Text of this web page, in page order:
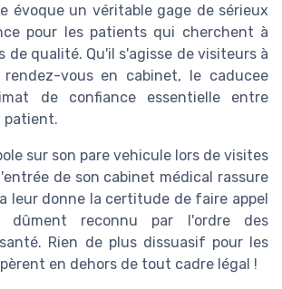
évoque un véritable gage de sérieux
pour les patients qui cherchent à
de qualité. Qu'il s'agisse de visiteurs à
vous en cabinet, le caducee
de confiance essentielle entre
patient.
sur son pare vehicule lors de visites
de son cabinet médical rassure
leur donne la certitude de faire appel
dûment reconnu par l'ordre des
Rien de plus dissuasif pour les
en dehors de tout cadre légal !